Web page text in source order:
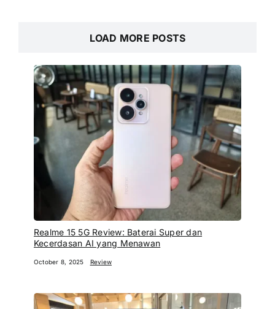
LOAD MORE POSTS
Realme 15 5G Review: Baterai Super dan
Kecerdasan AI yang Menawan
October 8, 2025 Review